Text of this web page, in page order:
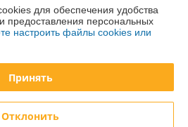
пер., 4А
192726278
Московского р-на г. Минска
для обеспечения удобства
предоставления персональных
настроить файлы cookies или
Принять
Отклонить